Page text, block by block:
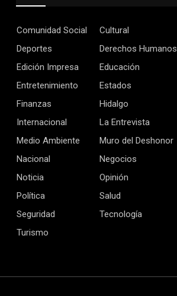
Comunidad Social
Cultural
Deportes
Derechos Humanos
Edición Impresa
Educación
Entretenimiento
Estados
Finanzas
Hidalgo
Internacional
La Entrevista
Medio Ambiente
Muro del Deshonor
Nacional
Negocios
Noticia
Opinión
Política
Salud
Seguridad
Tecnología
Turismo